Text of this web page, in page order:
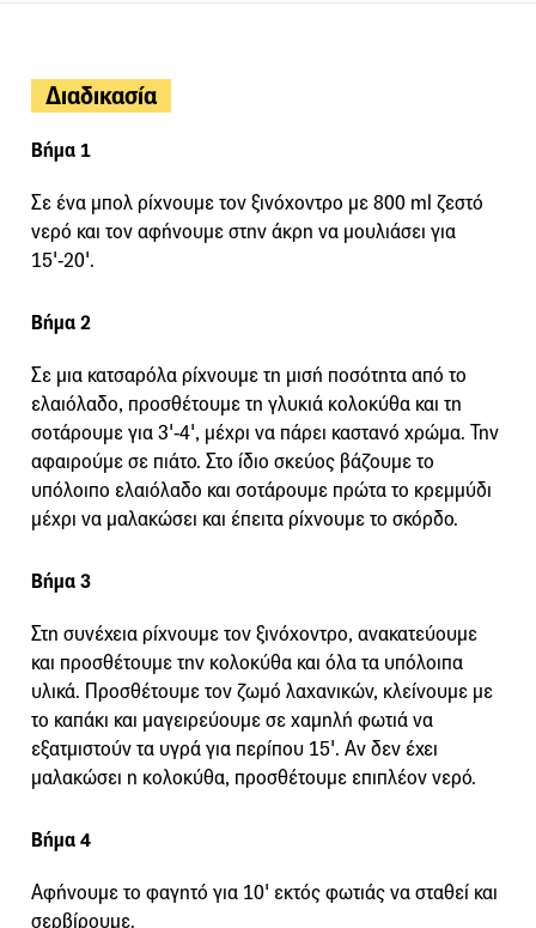
Διαδικασία
Βήμα 1
Σε ένα μπολ ρίχνουμε τον ξινόχοντρο με 800 ml ζεστό
νερό και τον αφήνουμε στην άκρη να μουλιάσει για
15'-20'.
Βήμα 2
Σε μια κατσαρόλα ρίχνουμε τη μισή ποσότητα από το
ελαιόλαδο, προσθέτουμε τη γλυκιά κολοκύθα και τη
σοτάρουμε για 3'-4', μέχρι να πάρει καστανό χρώμα. Την
αφαιρούμε σε πιάτο. Στο ίδιο σκεύος βάζουμε το
υπόλοιπο ελαιόλαδο και σοτάρουμε πρώτα το κρεμμύδι
μέχρι να μαλακώσει και έπειτα ρίχνουμε το σκόρδο.
Βήμα 3
Στη συνέχεια ρίχνουμε τον ξινόχοντρο, ανακατεύουμε
και προσθέτουμε την κολοκύθα και όλα τα υπόλοιπα
υλικά. Προσθέτουμε τον ζωμό λαχανικών, κλείνουμε με
το καπάκι και μαγειρεύουμε σε χαμηλή φωτιά να
εξατμιστούν τα υγρά για περίπου 15'. Αν δεν έχει
μαλακώσει η κολοκύθα, προσθέτουμε επιπλέον νερό.
Βήμα 4
Αφήνουμε το φαγητό για 10' εκτός φωτιάς να σταθεί και
σερβίρουμε.